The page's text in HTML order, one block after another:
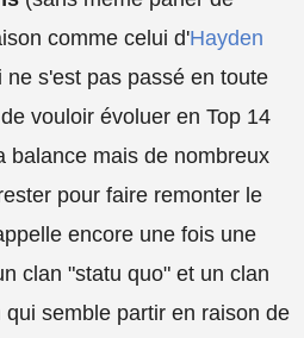
comme celui d'Hayden
ne s'est pas passé en toute
vouloir évoluer en Top 14
balance mais de nombreux
pour faire remonter le
encore une fois une
clan "statu quo" et un clan
semble partir en raison de